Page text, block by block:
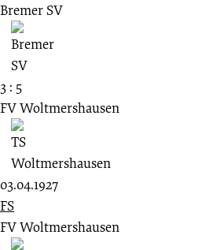
Bremer SV
3 : 5
FV Woltmershausen
03.04.1927
FS
FV Woltmershausen